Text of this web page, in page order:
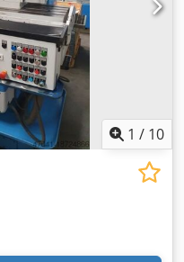
máximo.
1 / 10